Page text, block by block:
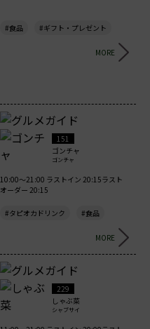
#食品 #ギフト・プレゼント
MORE
151
ゴンチャ
ゴンチャ
10:00～21:00 ラストイン 20:15ラスト
オーダー 20:15
#タピオカドリンク #食品
MORE
229
しゃぶ菜
シャブサイ